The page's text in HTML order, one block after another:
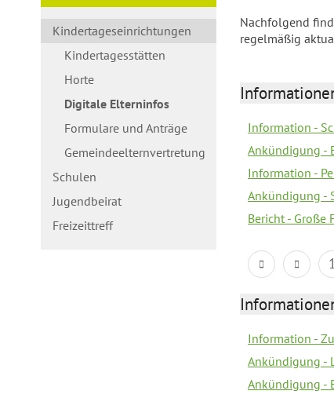
Kindertageseinrichtungen
Kindertagesstätten
Horte
Digitale Elterninfos
Formulare und Anträge
Gemeindeelternvertretung
Schulen
Jugendbeirat
Freizeittreff
Nachfolgend
regelmäßig
Information -
Ankündigung -
Information -
Ankündigung -
Bericht - Große
Information -
Ankündigung -
Ankündigung -